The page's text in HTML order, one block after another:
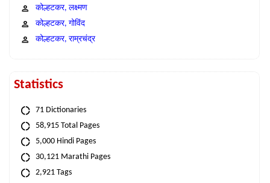
कोल्हटकर, लक्ष्मण
कोल्हटकर, गोविंद
कोल्हटकर, राम्रचंद्र
Statistics
71 Dictionaries
58,915 Total Pages
5,000 Hindi Pages
30,121 Marathi Pages
2,921 Tags